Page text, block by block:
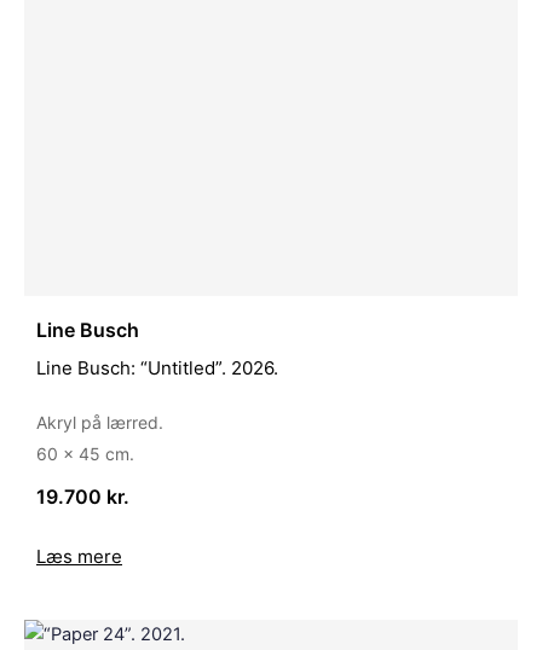
Line Busch
Line Busch: “Untitled”. 2026.
Akryl på lærred.
60 x 45 cm.
19.700 kr.
Læs mere